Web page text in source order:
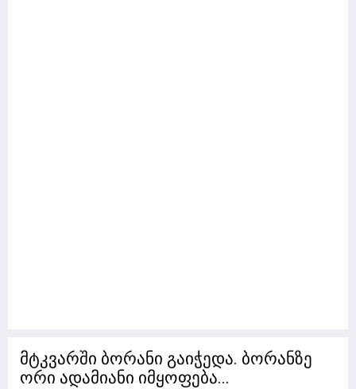
მტკვარში ბორანი გაიჭედა. ბორანზე
ორი ადამიანი იმყოფება...